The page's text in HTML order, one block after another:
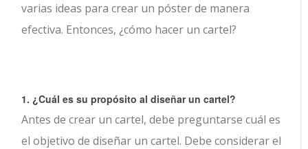
varias ideas para crear un póster de manera
efectiva. Entonces, ¿cómo hacer un cartel?
1. ¿Cuál es su propósito al diseñar un cartel?
Antes de crear un cartel, debe preguntarse cuál es
el objetivo de diseñar un cartel. Debe considerar el